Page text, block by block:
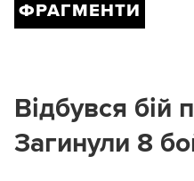
ФРАГМЕНТИ
Відбувся бій
Загинули 8